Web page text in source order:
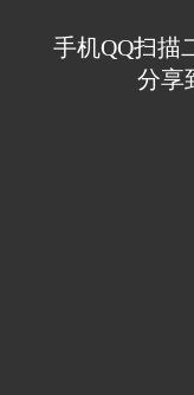
手机QQ扫描
分享